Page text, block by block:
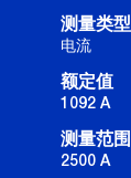
测量类型
电流
额定值
1092 A
测量范围
2500 A